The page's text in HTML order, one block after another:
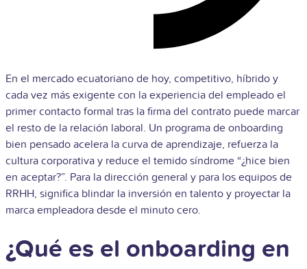
En el mercado ecuatoriano de hoy, competitivo, híbrido y
cada vez más exigente con la experiencia del empleado el
primer contacto formal tras la firma del contrato puede marcar
el resto de la relación laboral. Un programa de onboarding
bien pensado acelera la curva de aprendizaje, refuerza la
cultura corporativa y reduce el temido síndrome “¿hice bien
en aceptar?”. Para la dirección general y para los equipos de
RRHH, significa blindar la inversión en talento y proyectar la
marca empleadora desde el minuto cero.
¿Qué es el onboarding en